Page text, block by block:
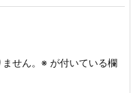
せん。 ※ が付いている欄